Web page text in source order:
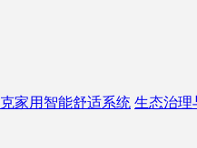
家用智能舒适系统 生态治理